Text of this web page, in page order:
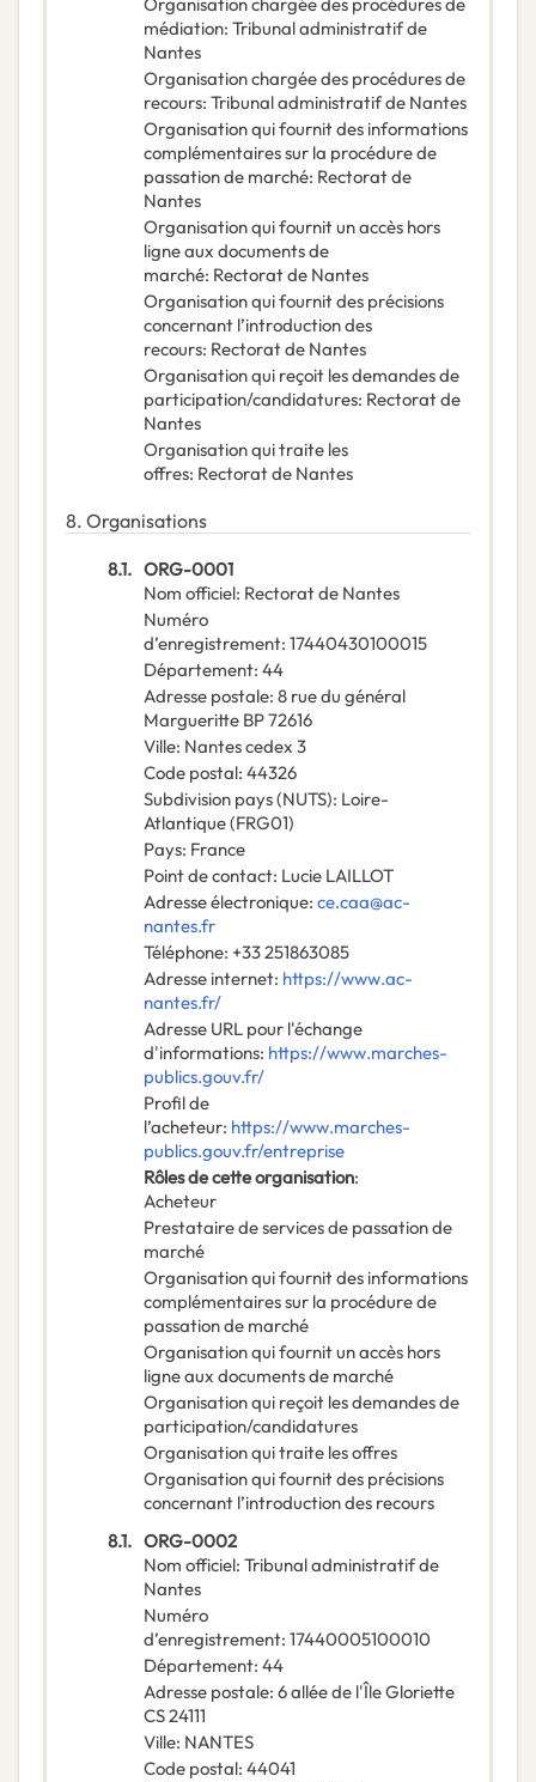
médiation: Tribunal administratif de
Nantes
Organisation chargée des procédures de
recours: Tribunal administratif de Nantes
Organisation qui fournit des informations
complémentaires sur la procédure de
passation de marché: Rectorat de
Nantes
Organisation qui fournit un accès hors
ligne aux documents de
marché: Rectorat de Nantes
Organisation qui fournit des précisions
concernant l’introduction des
recours: Rectorat de Nantes
Organisation qui reçoit les demandes de
participation/candidatures: Rectorat de
Nantes
Organisation qui traite les
offres: Rectorat de Nantes
8. Organisations
8.1. ORG-0001
Nom officiel: Rectorat de Nantes
Numéro
d’enregistrement: 17440430100015
Département: 44
Adresse postale: 8 rue du général
Margueritte BP 72616
Ville: Nantes cedex 3
Code postal: 44326
Subdivision pays (NUTS): Loire-
Atlantique(FRG01)
Pays: France
Point de contact: Lucie LAILLOT
Adresse électronique: ce.caa@ac-
nantes.fr
Téléphone: +33 251863085
Adresse internet: https://www.ac-
nantes.fr/
Adresse URL pour l'échange
d'informations: https://www.marches-
publics.gouv.fr/
Profil de
l’acheteur: https://www.marches-
publics.gouv.fr/entreprise
Rôles de cette organisation:
Acheteur
Prestataire de services de passation de
marché
Organisation qui fournit des informations
complémentaires sur la procédure de
passation de marché
Organisation qui fournit un accès hors
ligne aux documents de marché
Organisation qui reçoit les demandes de
participation/candidatures
Organisation qui traite les offres
Organisation qui fournit des précisions
concernant l’introduction des recours
8.1. ORG-0002
Nom officiel: Tribunal administratif de
Nantes
Numéro
d’enregistrement: 17440005100010
Département: 44
Adresse postale: 6 allée de l'Île Gloriette
CS 24111
Ville: NANTES
Code postal: 44041